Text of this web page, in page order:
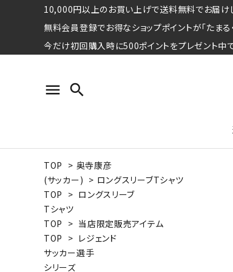
10,000円以上のお買い上げで送料無料でお届け
無料会員登録でお得なショップポイントが「たまる
今だけ初回購入時に500ポイントをプレゼント中
menu search
プロ野球選手コレクション
日本プロサッカー選手会シリーズ
水泳競技選手コレクション
Tシャツ
パーカー
期間限定販売アイテム
特集ページ
ウォーレン･クロマティ
特集ページ
競走馬コレクション
TOP > 奥寺康彦
(サッカー) > ロングスリーブTシャツ
TOP > ロングスリーブ
Tシャツ
TOP > 当店限定販売アイテム
TOP > レジェンド
サッカー選手
シリーズ